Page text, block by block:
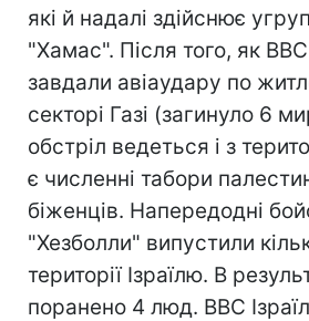
які й надалі здійснює
"Хамас". Після того, як ВВС
завдали авіаудару по
секторі Газі (загинуло 6
обстріл ведеться і з
є численні табори
біженців. Напередодні
"Хезболли" випустили
території Ізраїлю. В
поранено 4 люд. ВВС